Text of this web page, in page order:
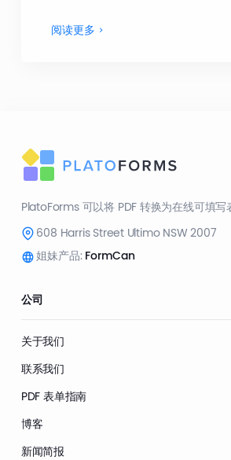
阅读更多
PlatoForms 可以将 PDF 转换为在线可填写
608 Harris Street Ultimo NSW 2007
姐妹产品: FormCan
公司
关于我们
联系我们
PDF 表单指南
博客
新闻简报